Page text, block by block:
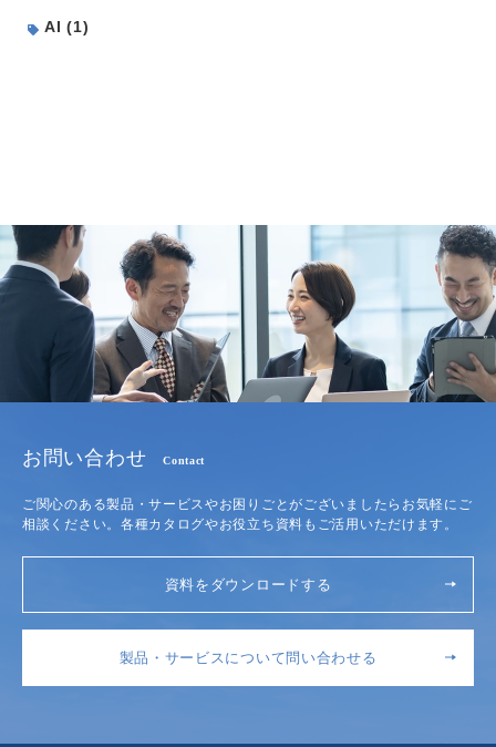
AI (1)
お問い合わせ Contact
ご関心のある製品・サービスやお困りごとがございましたらお気軽にご
相談ください。各種カタログやお役立ち資料もご活用いただけます。
資料をダウンロードする
製品・サービスについて問い合わせる